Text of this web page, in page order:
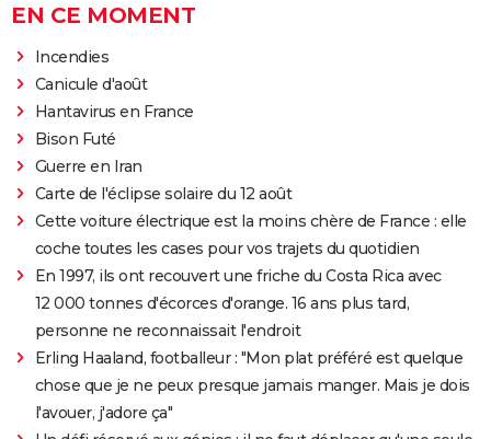
EN CE MOMENT
Incendies
Canicule d'août
Hantavirus en France
Bison Futé
Guerre en Iran
Carte de l'éclipse solaire du 12 août
Cette voiture électrique est la moins chère de France : elle
coche toutes les cases pour vos trajets du quotidien
En 1997, ils ont recouvert une friche du Costa Rica avec
12 000 tonnes d'écorces d'orange. 16 ans plus tard,
personne ne reconnaissait l'endroit
Erling Haaland, footballeur : "Mon plat préféré est quelque
chose que je ne peux presque jamais manger. Mais je dois
l'avouer, j'adore ça"